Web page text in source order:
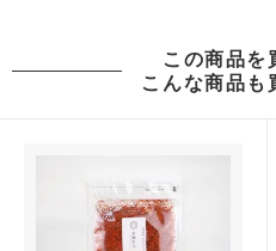
この商品を
こんな商品も